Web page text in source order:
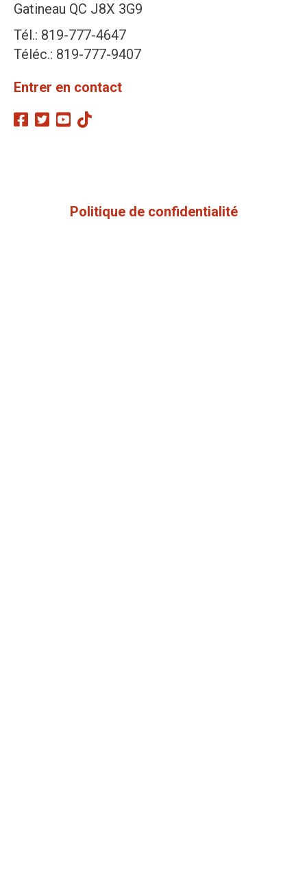
Gatineau QC J8X 3G9
Tél.: 819-777-4647
Téléc.: 819-777-9407
Entrer en contact
Politique de confidentialité